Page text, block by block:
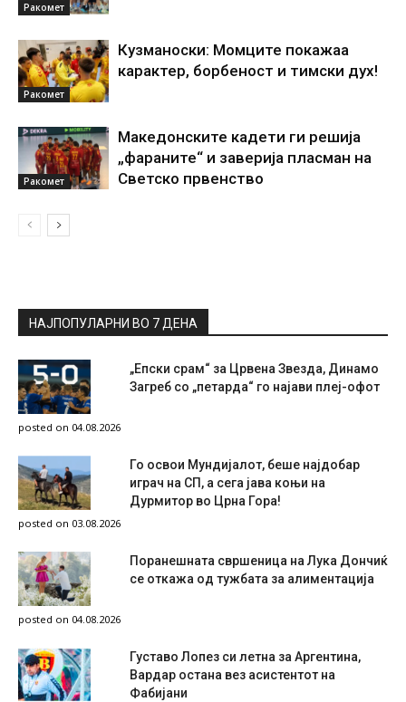
Ракомет
Ракомет
Кузманоски: Момците покажаа
карактер, борбеност и тимски дух!
Ракомет
Македонските кадети ги решија
„фараните“ и заверија пласман на
Светско првенство
НАЈПОПУЛАРНИ ВО 7 ДЕНА
„Епски срам“ за Црвена Звезда, Динамо
Загреб со „петарда“ го најави плеј-офот
posted on 04.08.2026
Го освои Мундијалот, беше најдобар
играч на СП, а сега јава коњи на
Дурмитор во Црна Гора!
posted on 03.08.2026
Поранешната свршеница на Лука Дончиќ
се откажа од тужбата за алиментација
posted on 04.08.2026
Густаво Лопез си летна за Аргентина,
Вардар остана вез асистентот на
Фабијани